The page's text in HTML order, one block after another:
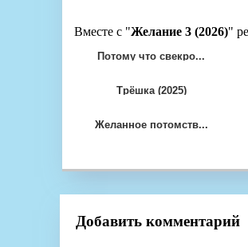
Вместе с "Желание 3 (2026)"
Потому что свекро...
Трёшка (2025)
Желанное потомств...
Добавить комментарий